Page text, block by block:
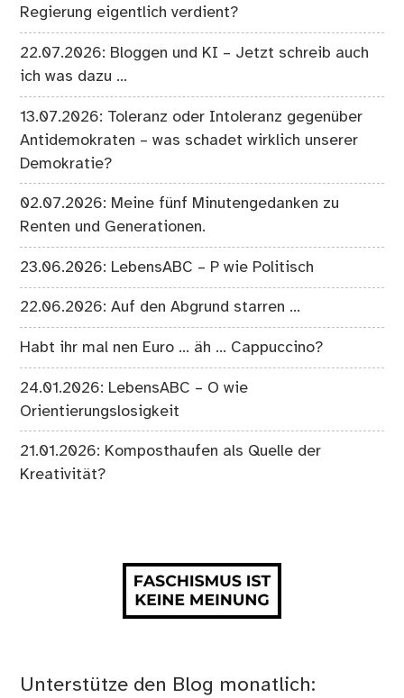
Regierung eigentlich verdient?
22.07.2026: Bloggen und KI – Jetzt schreib auch
ich was dazu …
13.07.2026: Toleranz oder Intoleranz gegenüber
Antidemokraten – was schadet wirklich unserer
Demokratie?
02.07.2026: Meine fünf Minutengedanken zu
Renten und Generationen.
23.06.2026: LebensABC – P wie Politisch
22.06.2026: Auf den Abgrund starren …
Habt ihr mal nen Euro … äh … Cappuccino?
24.01.2026: LebensABC – O wie
Orientierungslosigkeit
21.01.2026: Komposthaufen als Quelle der
Kreativität?
Unterstütze den Blog monatlich: